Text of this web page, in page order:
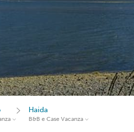
Haida
B&B e Case Vacanza